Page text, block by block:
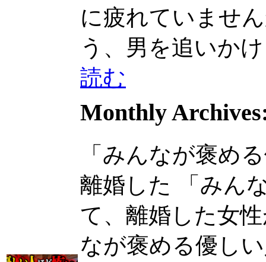
に疲れていませ
う、男を追いか
読む
Monthly
「みんなが褒め
離婚した 「みん
て、離婚した女
なが褒める優し